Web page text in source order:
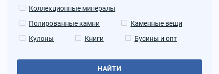
Коллекционные минералы
Полированные камни
Каменные вещи
Кулоны
Книги Бусины и опт
НАЙТИ